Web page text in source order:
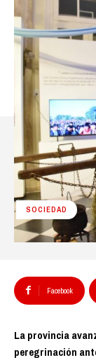
SOCIEDAD
Facebook
La provincia
peregrinación